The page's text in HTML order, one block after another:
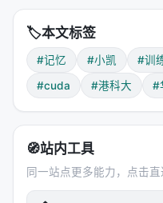
POET-XQ b=512
POET-XQ的量化是"顺
本身的结构特性，基权
化，不需要复杂的量化
---
🏷️本文标签
#记忆 #小凯 #训
#cuda
#港科大 #
🧭站内工具
同一站点更多能力，点击直